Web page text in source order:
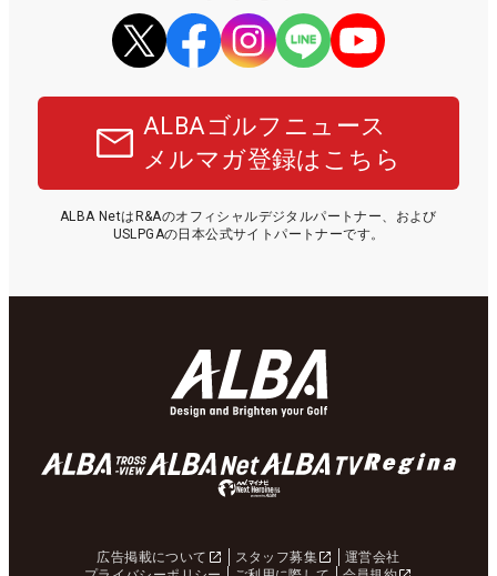
ALBAゴルフニュース
メルマガ登録はこちら
ALBA NetはR&Aのオフィシャルデジタルパートナー、および
USLPGAの日本公式サイトパートナーです。
広告掲載について スタッフ募集
運営会社